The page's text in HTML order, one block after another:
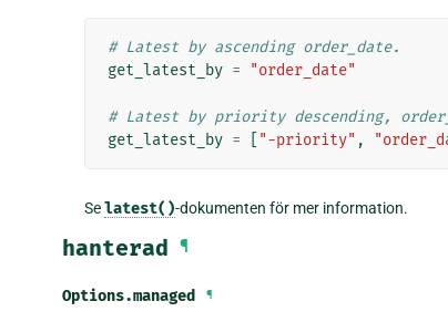
# Latest by ascending order_date.
get_latest_by = "order_date"
# Latest by priority descending,
get_latest_by = "-priority" ,
Selatest()-dokumenten för mer information.
hanterad ¶
Options.managed ¶